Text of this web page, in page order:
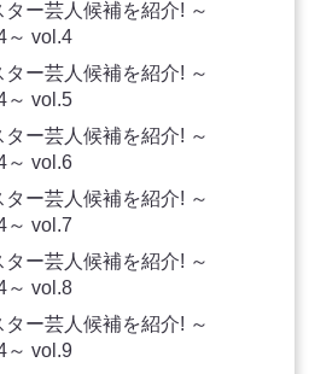
ー芸人候補を紹介! ～
～ vol.4
ー芸人候補を紹介! ～
～ vol.5
ー芸人候補を紹介! ～
～ vol.6
ー芸人候補を紹介! ～
～ vol.7
ー芸人候補を紹介! ～
～ vol.8
ー芸人候補を紹介! ～
～ vol.9